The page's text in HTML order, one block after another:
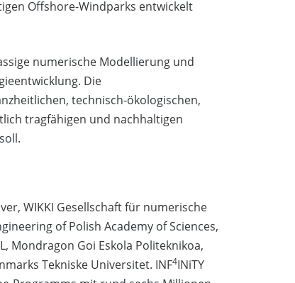
Offshore-Windparks entwickelt
numerische Modellierung und
Die
technisch-ökologischen,
tragfähigen und nachhaltigen
WIKKI Gesellschaft für numerische
of Polish Academy of Sciences,
Mondragon Goi Eskola Politeknikoa,
Tekniske Universitet. INF4INiTY